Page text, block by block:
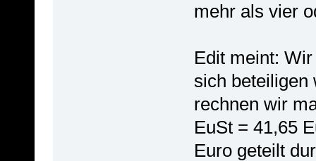
mehr als vier
Edit meint:
sich beteiligen
rechnen wir
EuSt = 41,65
Euro geteilt